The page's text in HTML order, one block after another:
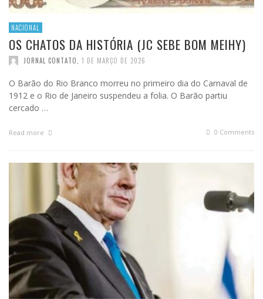
NACIONAL
OS CHATOS DA HISTÓRIA (JC SEBE BOM MEIHY)
JORNAL CONTATO, 1 DE MARÇO DE 2026
O Barão do Rio Branco morreu no primeiro dia do Carnaval de
1912 e o Rio de Janeiro suspendeu a folia. O Barão partiu
cercado …
Read more 0 Comments